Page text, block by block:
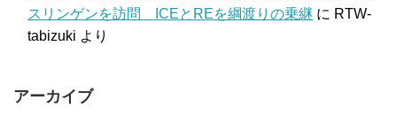
スリンゲンを訪問 ICEとREを綱渡りの乗継 に RTW-
tabizuki より
アーカイブ